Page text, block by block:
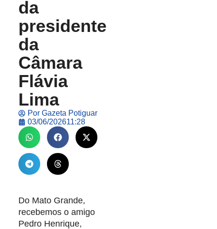
da
presidente
da
Câmara
Flávia
Lima
Por Gazeta Potiguar
03/06/202611:28
Do Mato Grande,
recebemos o amigo
Pedro Henrique,